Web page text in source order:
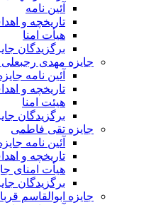
آئین نامه
تاریخچه و
هیأت امنا
برگزیدگان
جایزه مهدی رجبعلی
آئین نامه
تاریخچه و
هیئت امنا
برگزیدگان
جایزه تقی فاطمی
آئین نامه
تاریخچه و
هیأت امنای
برگزیدگان
جایزه ابوالقاسم